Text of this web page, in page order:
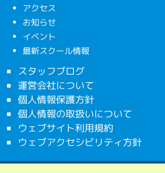
アクセス
お知らせ
イベント
最新スクール情報
スタッフブログ
運営会社について
個人情報保護方針
個人情報の取扱いについて
ウェブサイト利用規約
ウェブアクセシビリティ方針